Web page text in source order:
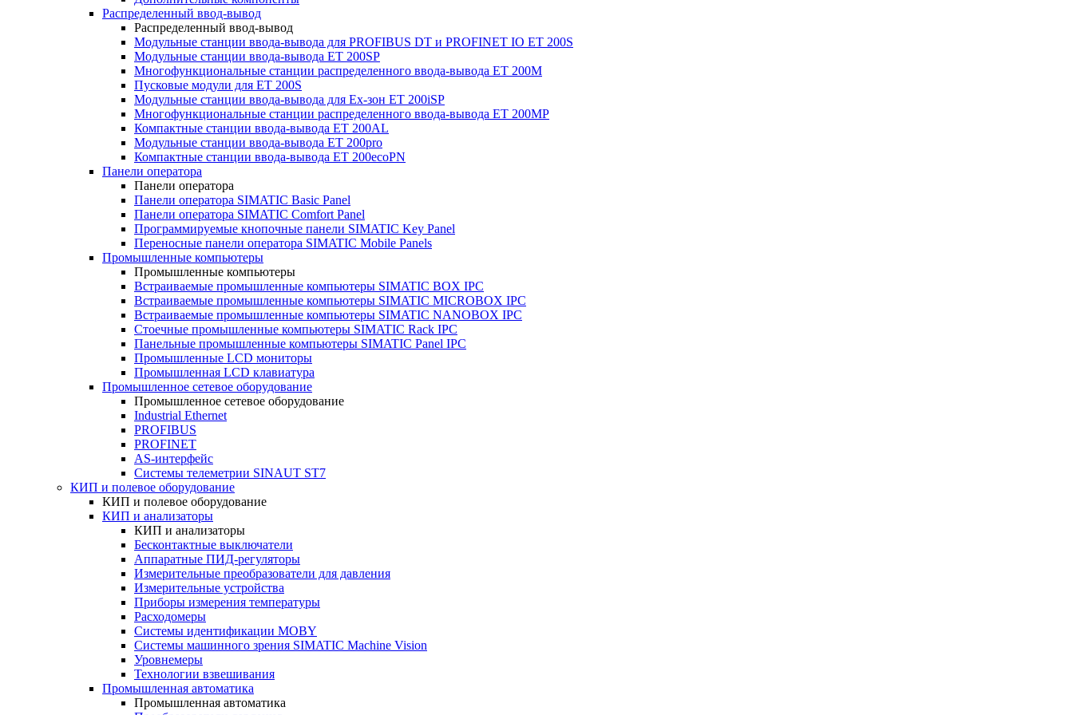
Распределенный ввод-вывод
Распределенный ввод-вывод
Модульные станции ввода-вывода для PROFIBUS DT и PROFINET IO ET 200S
Модульные станции ввода-вывода ET 200SP
Многофункциональные станции распределенного ввода-вывода ET 200M
Пусковые модули для ET 200S
Модульные станции ввода-вывода для Ex-зон ET 200iSP
Многофункциональные станции распределенного ввода-вывода ET 200MP
Компактные станции ввода-вывода ET 200AL
Модульные станции ввода-вывода ET 200pro
Компактные станции ввода-вывода ET 200ecoPN
Панели оператора
Панели оператора
Панели оператора SIMATIC Basic Panel
Панели оператора SIMATIC Comfort Panel
Программируемые кнопочные панели SIMATIC Key Panel
Переносные панели оператора SIMATIC Mobile Panels
Промышленные компьютеры
Промышленные компьютеры
Встраиваемые промышленные компьютеры SIMATIC BOX IPC
Встраиваемые промышленные компьютеры SIMATIC MICROBOX IPC
Встраиваемые промышленные компьютеры SIMATIC NANOBOX IPC
Стоечные промышленные компьютеры SIMATIC Rack IPC
Панельные промышленные компьютеры SIMATIC Panel IPC
Промышленные LCD мониторы
Промышленная LCD клавиатура
Промышленное сетевое оборудование
Промышленное сетевое оборудование
Industrial Ethernet
PROFIBUS
PROFINET
AS-интерфейс
Системы телеметрии SINAUT ST7
КИП и полевое оборудование
КИП и полевое оборудование
КИП и анализаторы
КИП и анализаторы
Бесконтактные выключатели
Аппаратные ПИД-регуляторы
Измерительные преобразователи для давления
Измерительные устройства
Приборы измерения температуры
Расходомеры
Системы идентификации MOBY
Системы машинного зрения SIMATIC Machine Vision
Уровнемеры
Технологии взвешивания
Промышленная автоматика
Промышленная автоматика